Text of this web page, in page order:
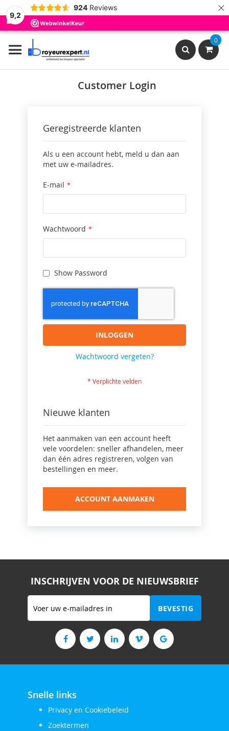
9,2
924 Reviews ×
Ga
naar
de
0
Search
Customer Login
Geregistreerde klanten
Als u een account hebt, meld u dan aan
met uw e-mailadres.
E-mail
Wachtwoord
Show Password
INLOGGEN
Wachtwoord vergeten?
Nieuwe klanten
Het aanmaken van een account heeft
vele voordelen: sneller afhandelen, meer
dan één adres registreren, volgen van
bestellingen en meer.
ACCOUNT AANMAKEN
INSCHRIJVEN VOOR DE NIEUWSBRIEF
Abonneer
op
nieuwsbrief
BEVESTIG
Snelle links
Privacy en Cookiebeleid
Zoektermen